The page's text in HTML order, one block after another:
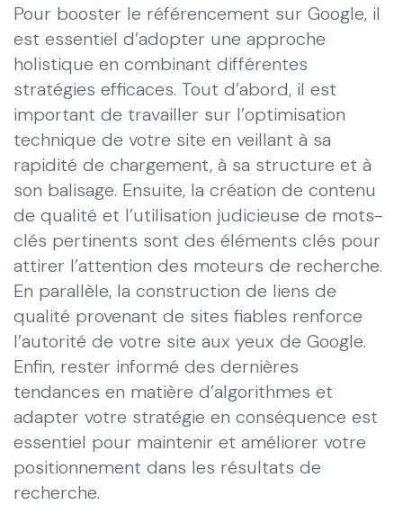
Pour booster le référencement sur Google, il
est essentiel d’adopter une approche
holistique en combinant différentes
stratégies efficaces. Tout d’abord, il est
important de travailler sur l’optimisation
technique de votre site en veillant à sa
rapidité de chargement, à sa structure et à
son balisage. Ensuite, la création de contenu
de qualité et l’utilisation judicieuse de mots-
clés pertinents sont des éléments clés pour
attirer l’attention des moteurs de recherche.
En parallèle, la construction de liens de
qualité provenant de sites fiables renforce
l’autorité de votre site aux yeux de Google.
Enfin, rester informé des dernières
tendances en matière d’algorithmes et
adapter votre stratégie en conséquence est
essentiel pour maintenir et améliorer votre
positionnement dans les résultats de
recherche.